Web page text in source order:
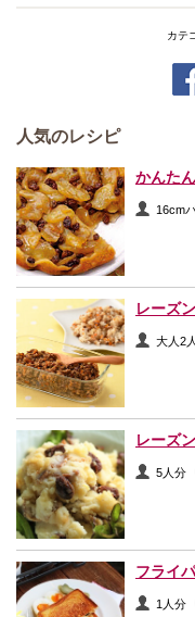
カテ
人気のレシピ
かんた
16cm
レーズ
大人2
レーズ
5人分
フライ
1人分